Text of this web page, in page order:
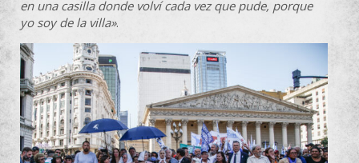
en una casilla donde volví cada vez que pude, porque
yo soy de la villa».